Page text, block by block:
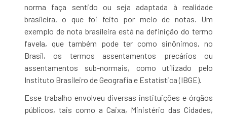
norma faça sentido ou seja adaptada à realidade
brasileira, o que foi feito por meio de notas. Um
exemplo de nota brasileira está na definição do termo
favela, que também pode ter como sinônimos, no
Brasil, os termos assentamentos precários ou
assentamentos sub-normais, como utilizado pelo
Instituto Brasileiro de Geografia e Estatística (IBGE).
Esse trabalho envolveu diversas instituições e órgãos
públicos, tais como a Caixa, Ministério das Cidades,